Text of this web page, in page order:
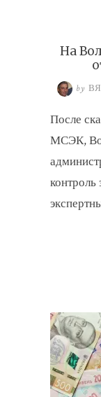
На
by
После
МСЭК,